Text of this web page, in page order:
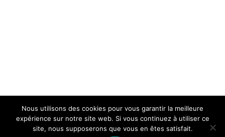
Nous utilisons des cookies pour vous garantir la meilleure
expérience sur notre site web. Si vous continuez à utiliser ce
site, nous supposerons que vous en êtes satisfait.